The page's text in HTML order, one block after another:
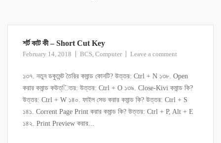
শর্ট কাট কী – Short Cut Key
February 14, 2018 BCS, Computer Leave a comment
১৩৭. নতুন ডকুমেন্ট তৈরির কমান্ড কোনটি? উত্তর: Ctrl + N ১৩৮. Open
করার কমান্ড কউত্িতর: উত্তর: Ctrl + O ১৩৯. Close-Kivi কমান্ড কি?
উত্তর: Ctrl + W ১৪০. ফাইল সেভ করার কমান্ড কি? উত্তর: Ctrl + S
১৪১. Corrent Page Print করার কমান্ড কি? উত্তর: Ctrl + P, Alt + E
১৪২. Print Preview করার...